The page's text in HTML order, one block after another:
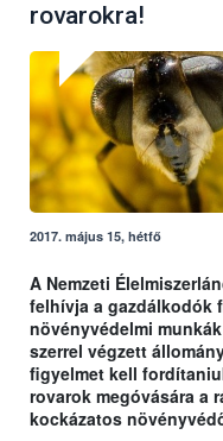
rovarokra!
2017. május 15, hétfő
A Nemzeti
felhívja a gazdálkodók
növényvédelmi
szerrel végzett
figyelmet kell
rovarok megóvására a
kockázatos